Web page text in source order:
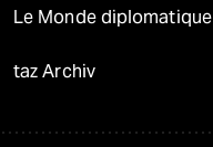
Le Monde diplomatique
taz Archiv